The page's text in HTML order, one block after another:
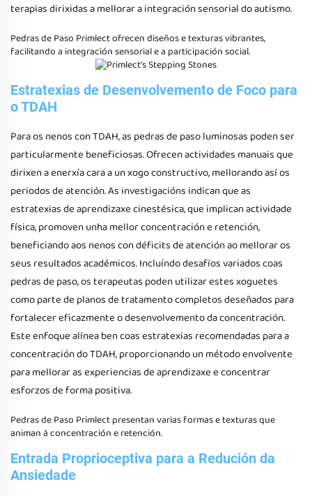
terapias dirixidas a mellorar a integración sensorial do autismo.
Pedras de Paso Primlectofrecen diseños e texturas vibrantes,
facilitando a integración sensorial e a participación social.
Estratexias de Desenvolvemento de Foco para
o TDAH
Para os nenos con TDAH, as pedras de paso luminosas poden ser
particularmente beneficiosas. Ofrecen actividades manuais que
dirixen a enerxía cara a un xogo constructivo, mellorando así os
periodos de atención. As investigacións indican que as
estratexias de aprendizaxe cinestésica, que implican actividade
física, promoven unha mellor concentración e retención,
beneficiando aos nenos con déficits de atención ao mellorar os
seus resultados académicos. Incluíndo desafíos variados coas
pedras de paso, os terapeutas poden utilizar estes xoguetes
como parte de planos de tratamento completos deseñados para
fortalecer eficazmente o desenvolvemento da concentración.
Este enfoque alínea ben coas estratexias recomendadas para a
concentración do TDAH, proporcionando un método envolvente
para mellorar as experiencias de aprendizaxe e concentrar
esforzos de forma positiva.
Pedras de Paso Primlectpresentan varias formas e texturas que
animan á concentración e retención.
Entrada Proprioceptiva para a Redución da
Ansiedade